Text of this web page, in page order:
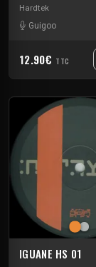
Hardtek
Guigoo
12.90€ TTC
IGUANE HS 01